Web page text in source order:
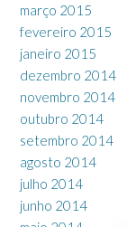
março 2015
fevereiro 2015
janeiro 2015
dezembro 2014
novembro 2014
outubro 2014
setembro 2014
agosto 2014
julho 2014
junho 2014